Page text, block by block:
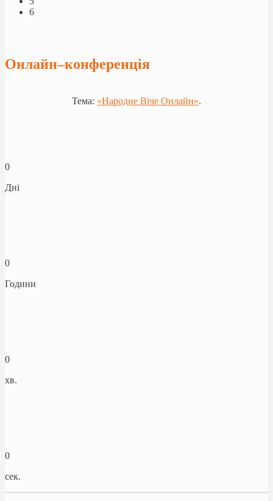
6
Онлайн–конференція
Тема: «Народне Віче Онлайн».
0
Дні
0
Години
0
хв.
0
сек.